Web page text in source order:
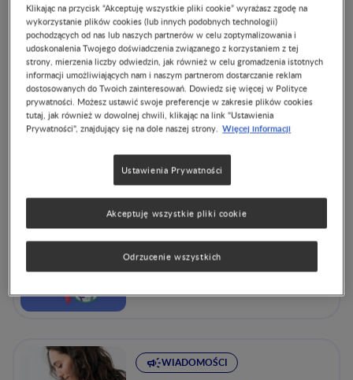
Znaczenie HMO w
kształtowaniu mikrobiomu
jelitowego: przegląd
dowodów i wyników
klinicznych
HMO a mikrobita jelitowa
we wczesnym okresie
WIADOMOŚCI
Klikając na przycisk “Akceptuję wszystkie pliki cookie” wyrażasz zgodę na
wykorzystanie plików cookies (lub innych podobnych technologii)
pochodzących od nas lub naszych partnerów w celu zoptymalizowania i
udoskonalenia Twojego doświadczenia związanego z korzystaniem z tej
strony, mierzenia liczby odwiedzin, jak również w celu gromadzenia istotnych
informacji umożliwiających nam i naszym partnerom dostarczanie reklam
dostosowanych do Twoich zainteresowań. Dowiedz się więcej w Polityce
prywatności. Możesz ustawić swoje preferencje w zakresie plików cookies
tutaj, jak również w dowolnej chwili, klikając na link "Ustawienia
Prywatności", znajdujący się na dole naszej strony. Więcej informacji
Ustawienia Prywatności
Odrzucenie wszystkich
Akceptuję wszystkie pliki cookie